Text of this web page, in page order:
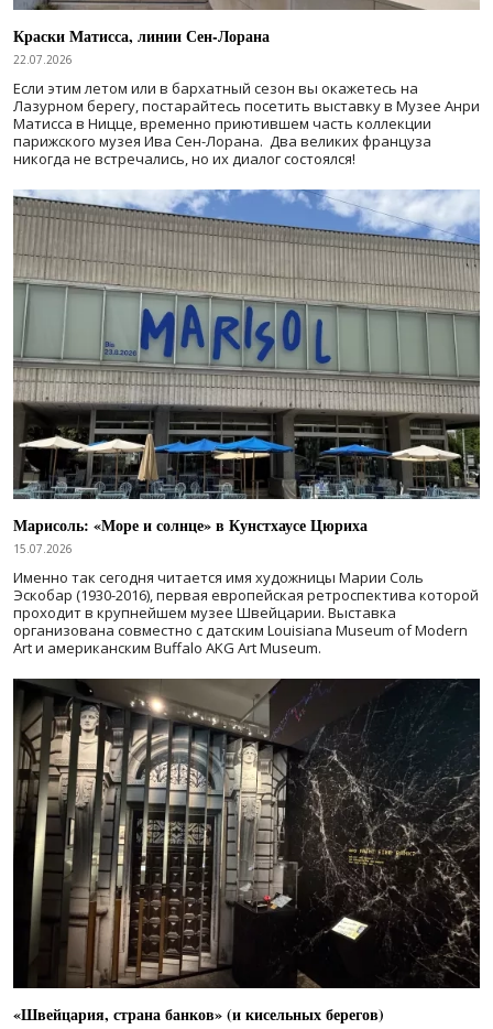
Краски Матисса, линии Сен-Лорана
22.07.2026
Если этим летом или в бархатный сезон вы окажетесь на
Лазурном берегу, постарайтесь посетить выставку в Музее Анри
Матисса в Ницце, временно приютившем часть коллекции
парижского музея Ива Сен-Лорана. Два великих француза
никогда не встречались, но их диалог состоялся!
Марисоль: «Море и солнце» в Кунстхаусе Цюриха
15.07.2026
Именно так сегодня читается имя художницы Марии Соль
Эскобар (1930-2016), первая европейская ретроспектива которой
проходит в крупнейшем музее Швейцарии. Выставка
организована совместно с датским Louisiana Museum of Modern
Art и американским Buffalo AKG Art Museum.
«Швейцария, страна банков» (и кисельных берегов)